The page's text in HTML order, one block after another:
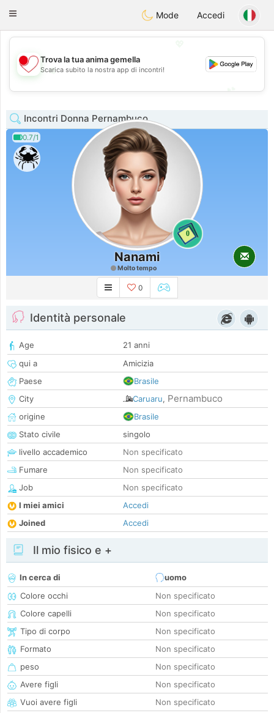
日本Chat
Toggle
Mode Accedi
💖
Trova la tua anima gemella
Scarica subito la nostra app di incontri!
Incontri Donna Pernambuco
0.7/1
0
Nanami
Molto tempo
0
Identità personale
Age
21 anni
qui a
Amicizia
Paese
Brasile
City
Caruaru, Pernambuco
origine
Brasile
Stato civile
singolo
livello accademico
Non specificato
Fumare
Non specificato
Job
Non specificato
I miei amici
Accedi
Joined
Accedi
Il mio fisico e +
In cerca di
uomo
Colore occhi
Non specificato
Colore capelli
Non specificato
Tipo di corpo
Non specificato
Formato
Non specificato
peso
Non specificato
Avere figli
Non specificato
Vuoi avere figli
Non specificato